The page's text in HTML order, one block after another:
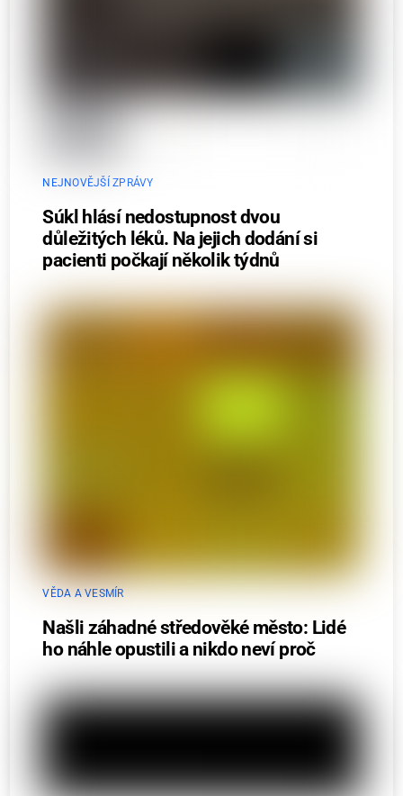
NEJNOVĚJŠÍ ZPRÁVY
Súkl hlásí nedostupnost dvou
důležitých léků. Na jejich dodání si
pacienti počkají několik týdnů
VĚDA A VESMÍR
Našli záhadné středověké město: Lidé
ho náhle opustili a nikdo neví proč